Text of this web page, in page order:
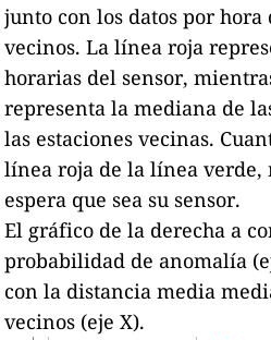
junto con los datos por hora
vecinos. La línea roja
horarias del sensor,
representa la mediana de
las estaciones vecinas.
línea roja de la línea verde,
espera que sea su sensor.
El gráfico de la derecha a
probabilidad de anomalía
con la distancia media
vecinos (eje X).